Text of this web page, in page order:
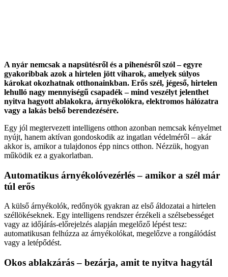
A nyár nemcsak a napsütésről és a pihenésről szól – egyre
gyakoribbak azok a hirtelen jött viharok, amelyek súlyos
károkat okozhatnak otthonainkban. Erős szél, jégeső, hirtelen
lehulló nagy mennyiségű csapadék – mind veszélyt jelenthet
nyitva hagyott ablakokra, árnyékolókra, elektromos hálózatra
vagy a lakás belső berendezésére.
Egy jól megtervezett intelligens otthon azonban nemcsak kényelmet
nyújt, hanem aktívan gondoskodik az ingatlan védelméről – akár
akkor is, amikor a tulajdonos épp nincs otthon. Nézzük, hogyan
működik ez a gyakorlatban.
Automatikus árnyékolóvezérlés – amikor a szél már
túl erős
A külső árnyékolók, redőnyök gyakran az első áldozatai a hirtelen
széllökéseknek. Egy intelligens rendszer érzékeli a szélsebességet
vagy az időjárás-előrejelzés alapján megelőző lépést tesz:
automatikusan felhúzza az árnyékolókat, megelőzve a rongálódást
vagy a letépődést.
Okos ablakzárás – bezárja, amit te nyitva hagytál